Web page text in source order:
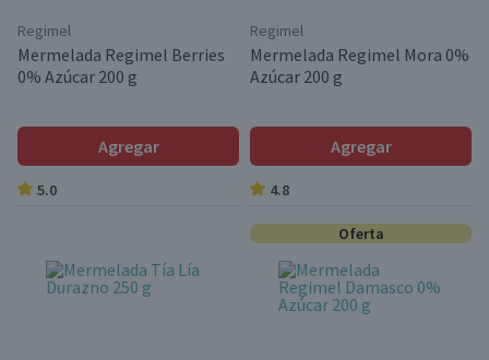
Regimel
Mermelada Regimel Berries
0% Azúcar 200 g
Agregar
5.0
Regimel
Mermelada Regimel Mora 0%
Azúcar 200 g
Agregar
4.8
Oferta